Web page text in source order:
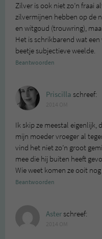
Zilver is ook niet zo’n fraai
zilvermijnen hebben op de
en witgoud (trouwring),
Het is schrikbarend wat
beetje subjectieve weelde.
Beantwoorden
Priscilla schreef:
Ik skip ze meestal eigenlijk,
mijn moeder vroeger al
vind het niet zo’n groot
mee die hij buiten heeft
Wie weet komen ze ooit
Beantwoorden
Asterschreef: